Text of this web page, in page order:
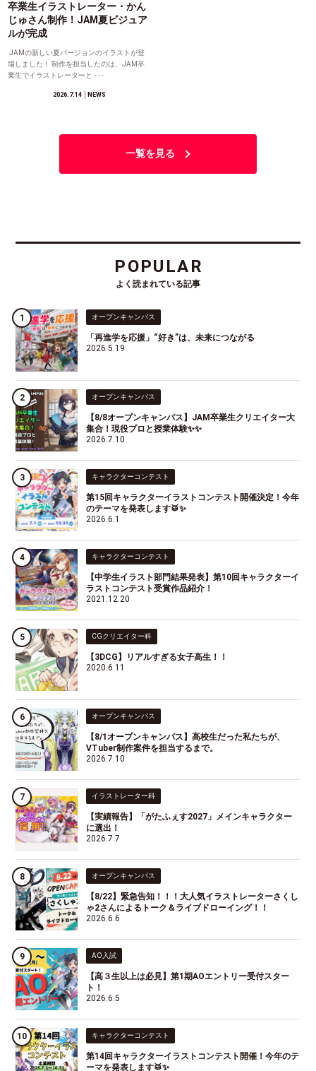
卒業生イラストレーター・かん
じゅさん制作！JAM夏ビジュア
ルが完成
JAMの新しい夏バージョンのイラストが登
場しました！ 制作を担当したのは、JAM卒
業生でイラストレーターと ･･･
2026.7.14│NEWS
一覧を見る
POPULAR
よく読まれている記事
オープンキャンパス
「再進学を応援」“好き”は、未来につながる
2026.5.19
オープンキャンパス
【8/8オープンキャンパス】JAM卒業生クリエイター大
集合！現役プロと授業体験✨✨
2026.7.10
キャラクターコンテスト
第15回キャラクターイラストコンテスト開催決定！今年
のテーマを発表します🥁✨
2026.6.1
キャラクターコンテスト
【中学生イラスト部門結果発表】第10回キャラクターイ
ラストコンテスト受賞作品紹介！
2021.12.20
CGクリエイター科
【3DCG】リアルすぎる女子高生！！
2020.6.11
オープンキャンパス
【8/1オープンキャンパス】高校生だった私たちが、
VTuber制作案件を担当するまで。
2026.7.10
イラストレーター科
【実績報告】「がたふぇす2027」メインキャラクター
に選出！
2026.7.7
オープンキャンパス
【8/22】緊急告知！！！大人気イラストレーターさくし
ゃ2さんによるトーク＆ライブドローイング！！
2026.6.6
AO入試
【高３生以上は必見】第1期AOエントリー受付スター
ト！
2026.6.5
キャラクターコンテスト
第14回キャラクターイラストコンテスト開催！今年のテ
ーマを発表します🥁✨